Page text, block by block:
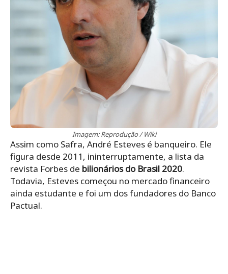
Imagem: Reprodução / Wiki
Assim como Safra, André Esteves é banqueiro. Ele
figura desde 2011, ininterruptamente, a lista da
revista Forbes de bilionários do Brasil 2020.
Todavia, Esteves começou no mercado financeiro
ainda estudante e foi um dos fundadores do Banco
Pactual.